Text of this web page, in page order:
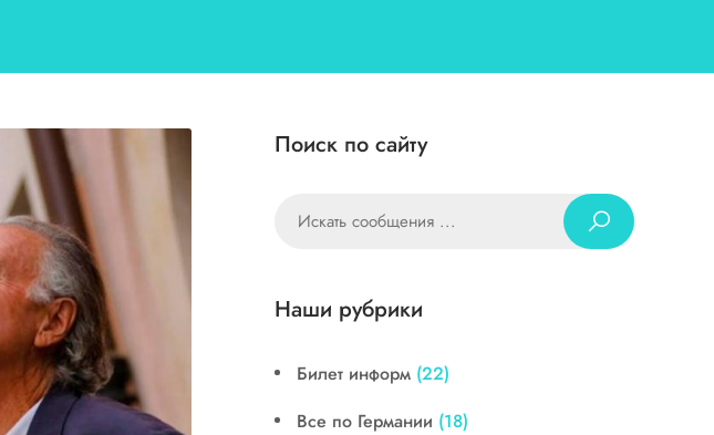
Поиск по сайту
Наши рубрики
Билет информ (22)
Все по Германии (18)